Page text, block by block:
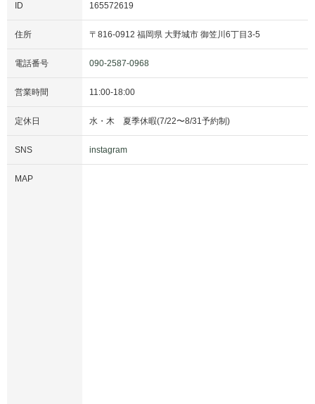
ID 165572619
住所 〒 816-0912 福岡県 大野城市 御笠川6丁目3-5
電話番号 090-2587-0968
営業時間 11:00-18:00
定休日 水・木 夏季休暇(7/22〜8/31予約制)
SNS instagram
MAP